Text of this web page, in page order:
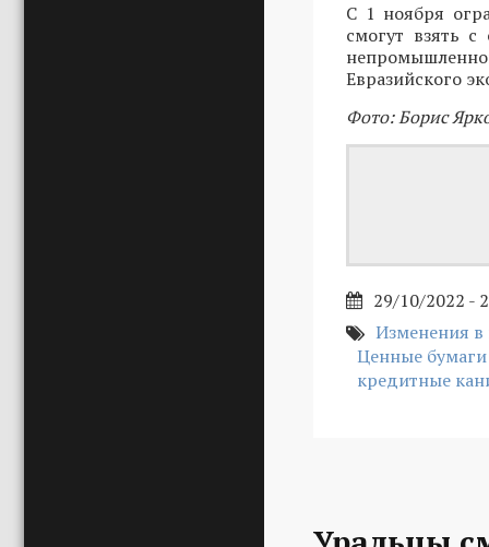
С 1 ноября
смогут взять
Евразийского
Фото: Борис
29/10/2022 -
Изменения в
Ценные бумаги
кредитные